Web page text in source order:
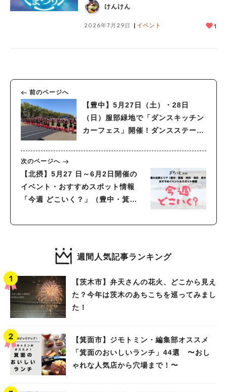
けんけん
2026年7月29日 イベント 1
前のページへ
【豊中】5月27日（土）・28日
（日）服部緑地で「ダンスキッチン
カーフェス」開催！ダンスステージ
次のページへ
【北摂】5月27 日～6月2日開催の
イベント・おすすめスポット情報
「今週 どこいく？」（豊中・箕
週間人気記事ランキング
【茨木市】弁天さんの花火、どこから見え
た？今年は茨木のあちこちを巡ってみまし
た！
【箕面市】ジモトミン・編集部オススメ
「箕面のおいしいランチ」44選 〜おし
ゃれな人気店から穴場まで！〜